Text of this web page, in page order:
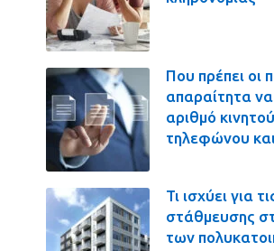
Που πρέπει οι
απαραίτητα
αριθμό κινητού
τηλεφώνου
Τι ισχύει για
στάθμευσης
των